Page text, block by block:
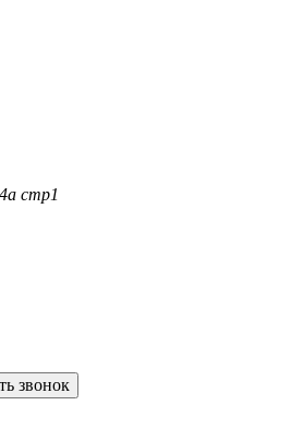
стр1
звонок